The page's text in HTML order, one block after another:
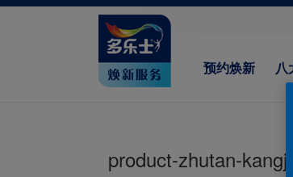
预约焕新 八
product-zhutan-